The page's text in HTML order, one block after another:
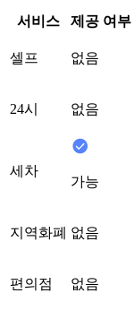
서비스 제공 여부
셀프 없음
24시 없음
세차
가능
지역화폐 없음
편의점 없음